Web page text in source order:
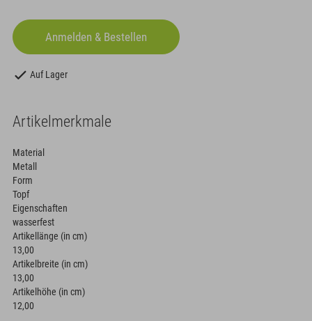
Auf Lager
Artikelmerkmale
Material
Metall
Form
Topf
Eigenschaften
wasserfest
Artikellänge (in cm)
13,00
Artikelbreite (in cm)
13,00
Artikelhöhe (in cm)
12,00